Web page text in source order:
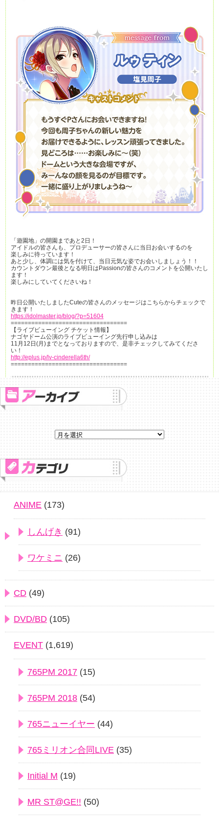
「遊園地」の開園まであと2日！
アイドルの皆さんも、プロデューサーの皆さんに当日お会いするのを
楽しみに待っています！
あと少し、体調には気を付けて、当日元気な姿でお会いしましょう！！
カウントダウン最後となる明日はPassionの皆さんのコメントを公開いたし
ます！
楽しみにしていてくださいね！
昨日公開いたしましたCuteの皆さんのメッセージはこちらからチェックで
きます！
https://idolmaster.jp/blog/?p=51604
==================================
【ライブビューイング チケット情報】
ナゴヤドーム公演のライブビューイング先行申し込みは
11月12日(月)までとなっておりますので、是非チェックしてみてくださ
い！
http://eplus.jp/lv-cinderella6th/
==================================
ANIME (173)
しんげき (91)
ワケミニ (26)
CD (49)
DVD/BD (105)
EVENT (1,619)
765PM 2017 (15)
765PM 2018 (54)
765ニューイヤー (44)
765ミリオン合同LIVE (35)
Initial M (19)
MR ST@GE!! (50)